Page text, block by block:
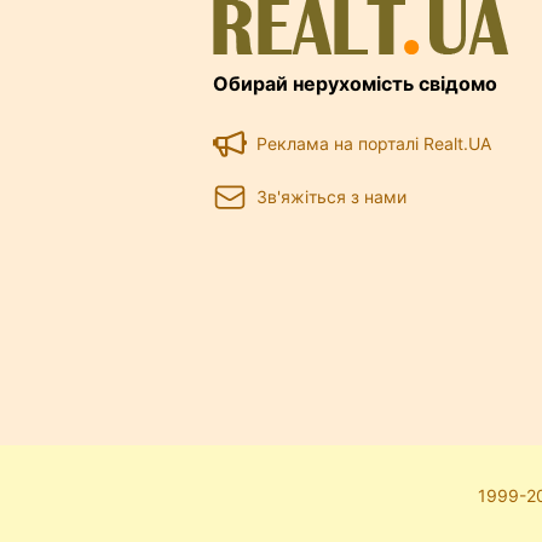
Обирай нерухомість свідомо
Реклама на порталі Realt.UA
Зв'яжіться з нами
1999-